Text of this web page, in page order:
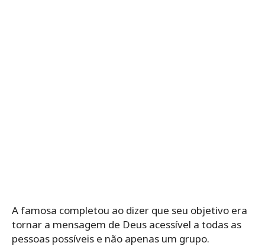
A famosa completou ao dizer que seu objetivo era
tornar a mensagem de Deus acessível a todas as
pessoas possíveis e não apenas um grupo.